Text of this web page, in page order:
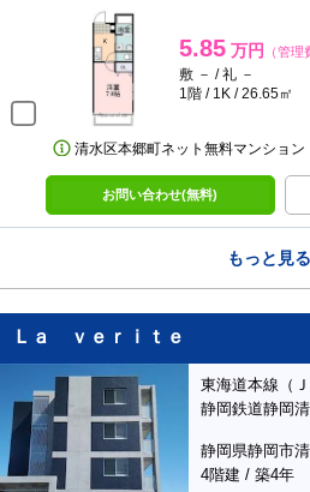
5.85 万円 （管理
敷 － / 礼 －
1階 / 1K / 26.65㎡
清水区本郷町ネット無料マンション
お問い合わせ(無料)
もっと見る
Ｌａ ｖｅｒｉｔｅ
東海道本線（
静岡鉄道静岡
静岡県静岡市
4階建 / 築4年